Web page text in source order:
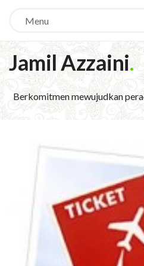
Menu
Jamil Azzaini.
Berkomitmen mewujudkan